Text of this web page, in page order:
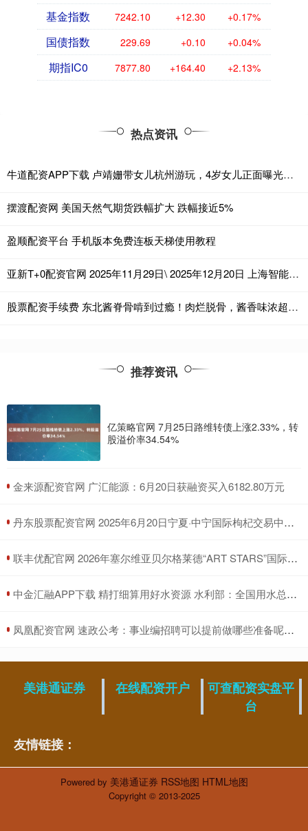
基金指数 7242.10 +12.30 +0.17%
国债指数 229.69 +0.10 +0.04%
期指IC0 7877.80 +164.40 +2.13%
热点资讯
牛道配资APP下载 卢靖姗带女儿杭州游玩，4岁女儿正面曝光，五官立体精致很像韩庚
摆渡配资网 美国天然气期货跌幅扩大 跌幅接近5%
盈顺配资平台 手机版本免费连板天梯使用教程
亚新T+0配资官网 2025年11月29日\ 2025年12月20日 上海智能建造化工环保产业链招聘会 2025下半年排期表 社会招聘会（上海市中小企业服务大楼）
股票配资手续费 东北酱脊骨啃到过瘾！肉烂脱骨，酱香味浓超下饭
推荐资讯
亿策略官网 7月25日路维转债上涨2.33%，转
股溢价率34.54%
​金来源配资官网 广汇能源：6月20日获融资买入6182.80万元
​丹东股票配资官网 2025年6月20日宁夏·中宁国际枸杞交易中心价格行情
​联丰优配官网 2026年塞尔维亚贝尔格莱德“ART STARS”国际大赛
​中金汇融APP下载 精打细算用好水资源 水利部：全国用水总量实现零增长
​凤凰配资官网 速政公考：事业编招聘可以提前做哪些准备呢？_进行_申论_考试
美港通证券 在线配资开户
可查配资实盘平
台
友情链接：
Powered by 美港通证券 RSS地图 HTML地图
Copyright © 2013-2025